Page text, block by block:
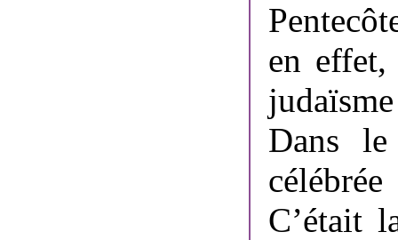
en effet,
Dans
C’était